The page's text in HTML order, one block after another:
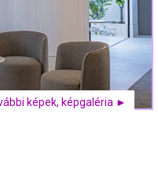
képek, képgaléria ►